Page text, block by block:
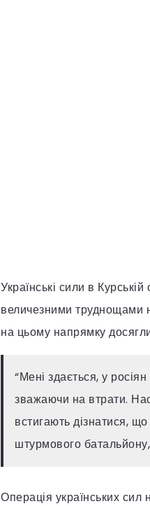
Українські сили в
величезними труднощами
на цьому напрямку досягли
“Мені здається, у
зважаючи на втрати.
встигають дізнатися,
штурмового
Операція українських